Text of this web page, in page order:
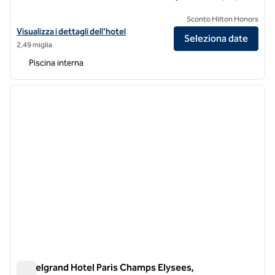
Visualizza i dettagli dell'hotel Chateau des Fleurs, a SLH Hotel
Visualizza i dettagli dell'hotel
2,49 miglia
Sconto Hilton Honors
Seleziona date
Piscina interna
1 di 12
Le Belgrand Hotel Paris Champs Elysees,